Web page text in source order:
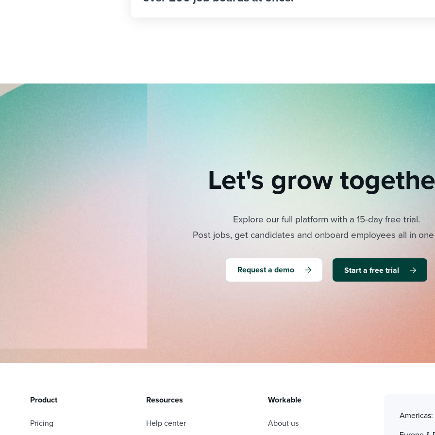
Let's grow
Explore our full platform with a 15-day free trial.
Post jobs, get candidates and onboard employees all in
Request a demo Start a free trial
Product
Pricing
Resources
Help center
Workable
About us
Americas: